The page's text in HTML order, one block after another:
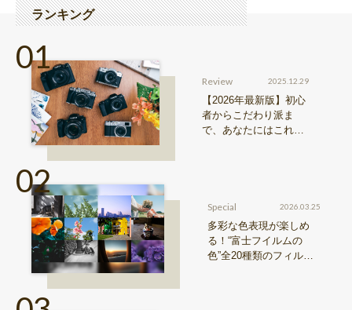
ランキング
Review 2025.12.29
【2026年最新版】初心
者からこだわり派ま
で、あなたにはこれが
Special 2026.03.25
多彩な色表現が楽しめ
る！“富士フイルムの
色”全20種類のフィルム